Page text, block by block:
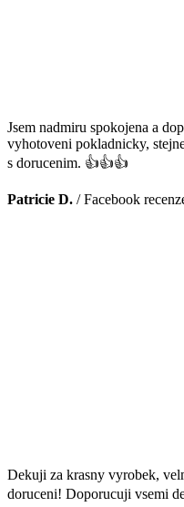
Jsem nadmiru spokojena a
vyhotoveni pokladnicky,
s dorucenim. 👍👍👍
Patricie D. /Facebook
Dekuji za krasny vyrobek,
doruceni! Doporucuji vsemi